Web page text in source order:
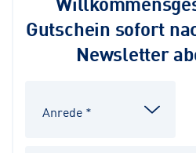
Gutschein sofort
Newsletter